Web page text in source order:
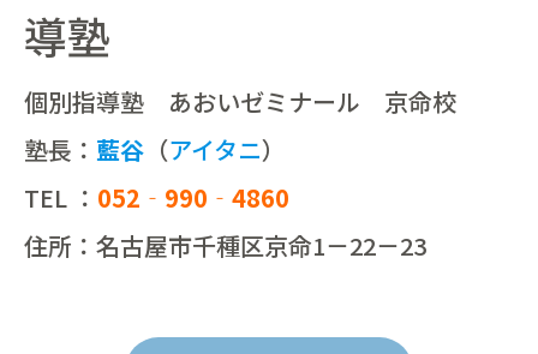
導塾
個別指導塾 あおいゼミナール 京命校
塾長： 藍谷 （アイタニ）
TEL ： 052‐990‐4860
住所：名古屋市千種区京命1－22－23